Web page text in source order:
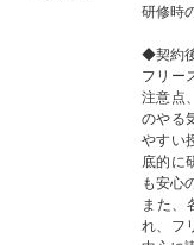
研修時
◆契約
フリー
注意点
のやる
やすい
底的に
も安心
また、
れ、フ